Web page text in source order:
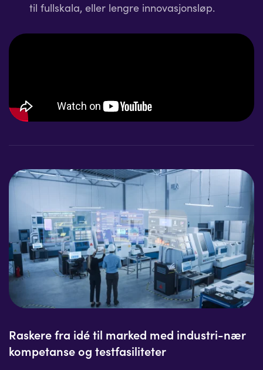
til fullskala, eller lengre innovasjonsløp.
Raskere fra idé til marked med industri-nær
kompetanse og testfasiliteter